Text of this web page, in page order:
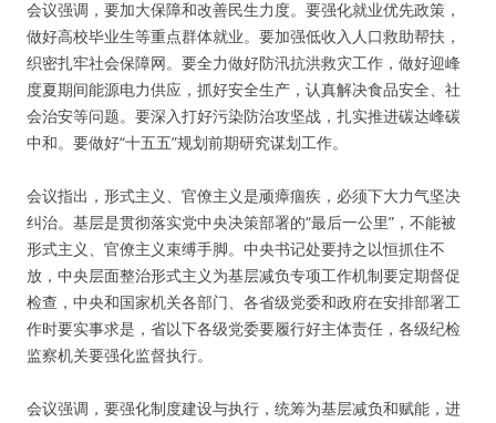
会议强调，要加大保障和改善民生力度。要强化就业优先政策，
做好高校毕业生等重点群体就业。要加强低收入人口救助帮扶，
织密扎牢社会保障网。要全力做好防汛抗洪救灾工作，做好迎峰
度夏期间能源电力供应，抓好安全生产，认真解决食品安全、社
会治安等问题。要深入打好污染防治攻坚战，扎实推进碳达峰碳
中和。要做好“十五五”规划前期研究谋划工作。
会议指出，形式主义、官僚主义是顽瘴痼疾，必须下大力气坚决
纠治。基层是贯彻落实党中央决策部署的“最后一公里”，不能被
形式主义、官僚主义束缚手脚。中央书记处要持之以恒抓住不
放，中央层面整治形式主义为基层减负专项工作机制要定期督促
检查，中央和国家机关各部门、各省级党委和政府在安排部署工
作时要实事求是，省以下各级党委要履行好主体责任，各级纪检
监察机关要强化监督执行。
会议强调，要强化制度建设与执行，统筹为基层减负和赋能，进